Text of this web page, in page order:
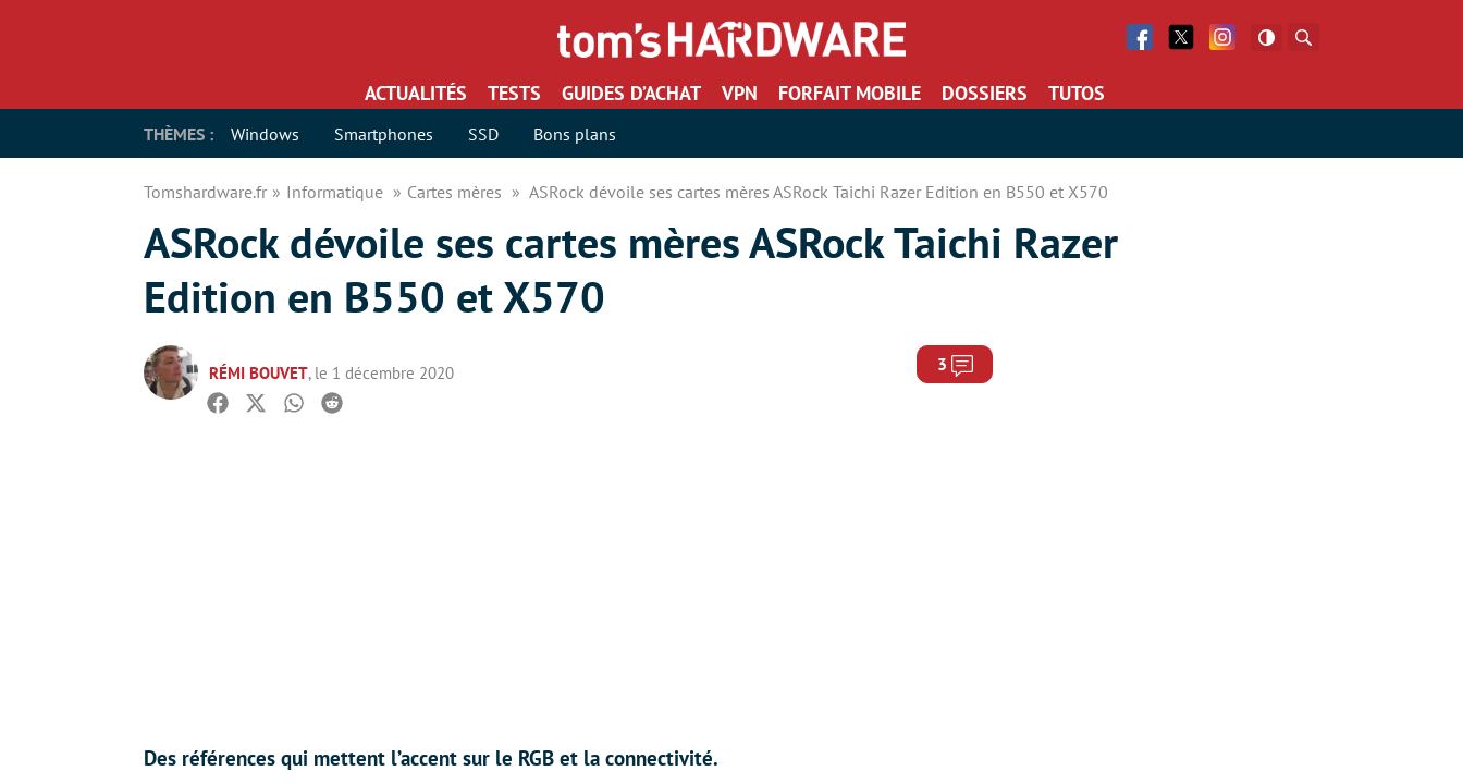
Facebook
Twitter Facebook
ACTUALITÉS TESTS GUIDES D’ACHAT VPN FORFAIT MOBILE DOSSIERS TUTOS
THÈMES : Windows Smartphones SSD Bons plans
Tomshardware.fr Informatique Cartes mères ASRock dévoile ses cartes mères ASRock Taichi Razer Edition en B550 et X570
ASRock dévoile ses cartes mères ASRock Taichi Razer
Edition en B550 et X570
RÉMI BOUVET, le 1 décembre 2020 3 Commentaires
Facebook
TwitterWhatsapp
Reddit
Des références qui mettent l’accent sur le RGB et la connectivité.